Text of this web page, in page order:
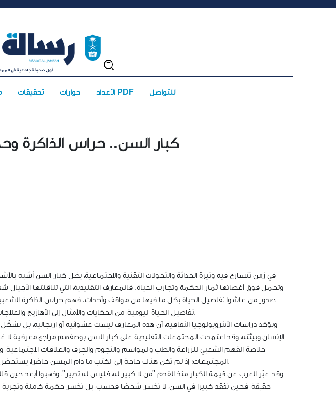
تحقيقات حوارات الأعداد PDF للتواصل
كبار السن.. حراس الذاكرة
في زمن تتسارع فيه وتيرة الحداثة والتحولات التقنية والاجتماعية، يظل كبار السن أشبه
وتحمل فوق أغصانها ثمار الحكمة وتجارب الحياة. فالمعارف التقليدية، التي تناقلتها
صدور من عاشوا تفاصيل الحياة بكل ما فيها من مواقف وأحداث. فهم حراس الذاكرة
تفاصيل الحياة اليومية، من الحكايات والأمثال إلى الأهازيج والعلاجات والعادات التي ظلّت تنتقل من جيلٍ إلى آخر.
وتؤكد دراسات الأنثروبولوجيا الثقافية، أن هذه المعارف ليست عشوائية أو ارتجالية، بل
الإنسان وبيئته، وقد اعتمدت المجتمعات التقليدية على كبار السن بوصفهم مراجع معرفية
خلاصة الفهم الشعبي للزراعة والطب والمواسم والنجوم والحِرَف والعلاقات
المجتمعات؛ إذ لم تكن هناك حاجة إلى الكتب ما دام المسن حاضرًا، يستحضر المعلومة من الذاكرة، ويقدّمها بلغة الخبرة.
وقد عبّر العرب عن قيمة الكبار منذ القدم "من لا كبير له، فليس له تدبير"، وذهبوا أبعد حين
حقيقة، فحين نفقد كبيرًا في السن، لا نخسر شخصًا فحسب، بل نخسر حكمة كاملة وتجربة